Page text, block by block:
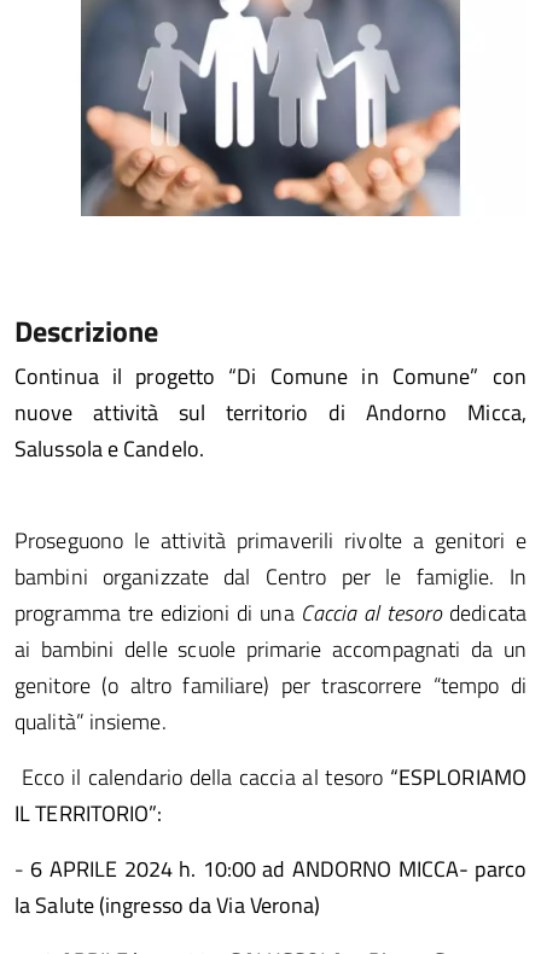
Descrizione
Continua il progetto “Di Comune in Comune” con
nuove attività sul territorio di Andorno Micca,
Salussola e Candelo.
Proseguono le attività primaverili rivolte a genitori e
bambini organizzate dal Centro per le famiglie. In
programma tre edizioni di una Caccia al tesorodedicata
ai bambini delle scuole primarie accompagnati da un
genitore (o altro familiare) per trascorrere “tempo di
qualità” insieme.
Ecco il calendario della caccia al tesoro “ESPLORIAMO
IL TERRITORIO”:
- 6 APRILE 2024 h. 10:00 ad ANDORNO MICCA- parco
la Salute (ingresso da Via Verona)